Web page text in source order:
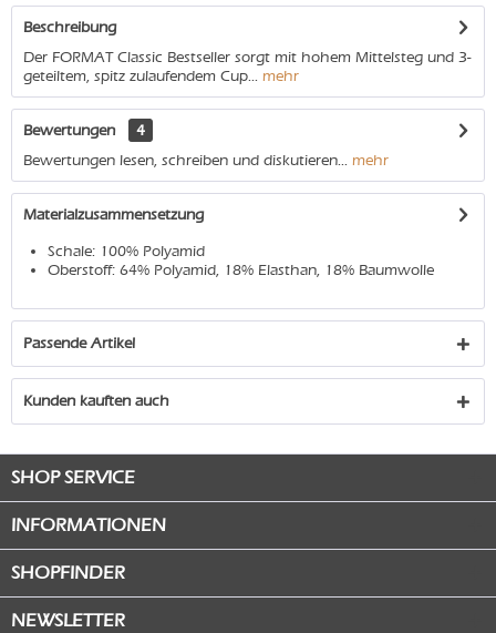
Beschreibung
Der FORMAT Classic Bestseller sorgt mit hohem Mittelsteg und 3-
geteiltem, spitz zulaufendem Cup... mehr
Bewertungen
4
Bewertungen lesen, schreiben und diskutieren... mehr
Materialzusammensetzung
Schale: 100% Polyamid
Oberstoff: 64% Polyamid, 18% Elasthan, 18% Baumwolle
Passende Artikel
Kunden kauften auch
SHOP SERVICE
INFORMATIONEN
SHOPFINDER
NEWSLETTER